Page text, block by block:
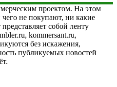
проектом. На этом
не покупают, ни какие
собой ленту
kommersant.ru,
без искажения,
публикуемых новостей